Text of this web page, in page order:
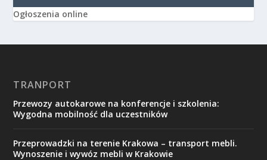
Ogłoszenia online
TRANPORT
Przewozy autokarowe na konferencje i szkolenia:
Wygodna mobilność dla uczestników
Przeprowadzki na terenie Krakowa – transport mebli.
Wynoszenie i wywóz mebli w Krakowie